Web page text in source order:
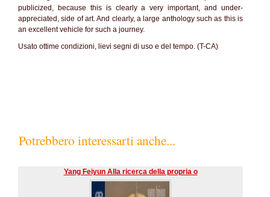
publicized, because this is clearly a very important, and under-
appreciated, side of art. And clearly, a large anthology such as this is
an excellent vehicle for such a journey.
Usato ottime condizioni, lievi segni di uso e del tempo. (T-CA)
Potrebbero interessarti anche...
Yang Feiyun Alla ricerca della propria o